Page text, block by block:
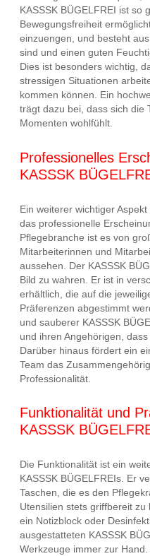
KASSSK BÜGELFREI ist so
Bewegungsfreiheit
einzuengen, und besteht
sind und einen guten
Dies ist besonders wichtig,
stressigen Situationen
kommen können. Ein
trägt dazu bei, dass sich die
Momenten wohlfühlt.
Professionelles
KASSSK
Ein weiterer wichtiger
das professionelle
Pflegebranche ist es von
Mitarbeiterinnen und
aussehen. Der KASSSK
Bild zu wahren. Er ist in
erhältlich, die auf die
Präferenzen abgestimmt
und sauberer KASSSK
und ihren Angehörigen,
Darüber hinaus fördert ein
Team das
Professionalität.
Funktionalität und
KASSSK
Die Funktionalität ist ein
KASSSK BÜGELFREIs. Er
Taschen, die es den
Utensilien stets griffbereit zu
ein Notizblock oder
ausgestatteten KASSSK
Werkzeuge immer zur